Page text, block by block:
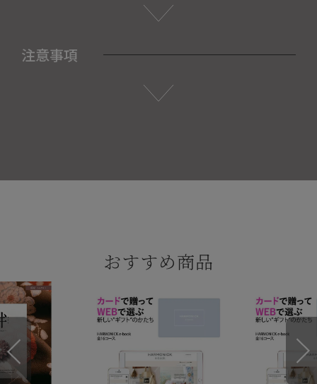
注意事項
おすすめ商品